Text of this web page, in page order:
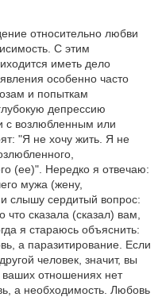
относительно любви
С этим
иметь дело
особенно часто
и попыткам
депрессию
с возлюбленным или
"Я не хочу жить. Я не
(ее)". Нередко я отвечаю:
мужа (жену,
слышу сердитый вопрос:
сказала (сказал) вам,
я стараюсь объяснить:
а паразитирование. Если
человек, значит, вы
ваших отношениях нет
а необходимость. Любовь